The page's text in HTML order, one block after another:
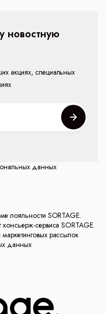
данных
лояльности SORTAGE.
сервиса SORTAGE.
рассылок
данных
новостную
акциях, специальных